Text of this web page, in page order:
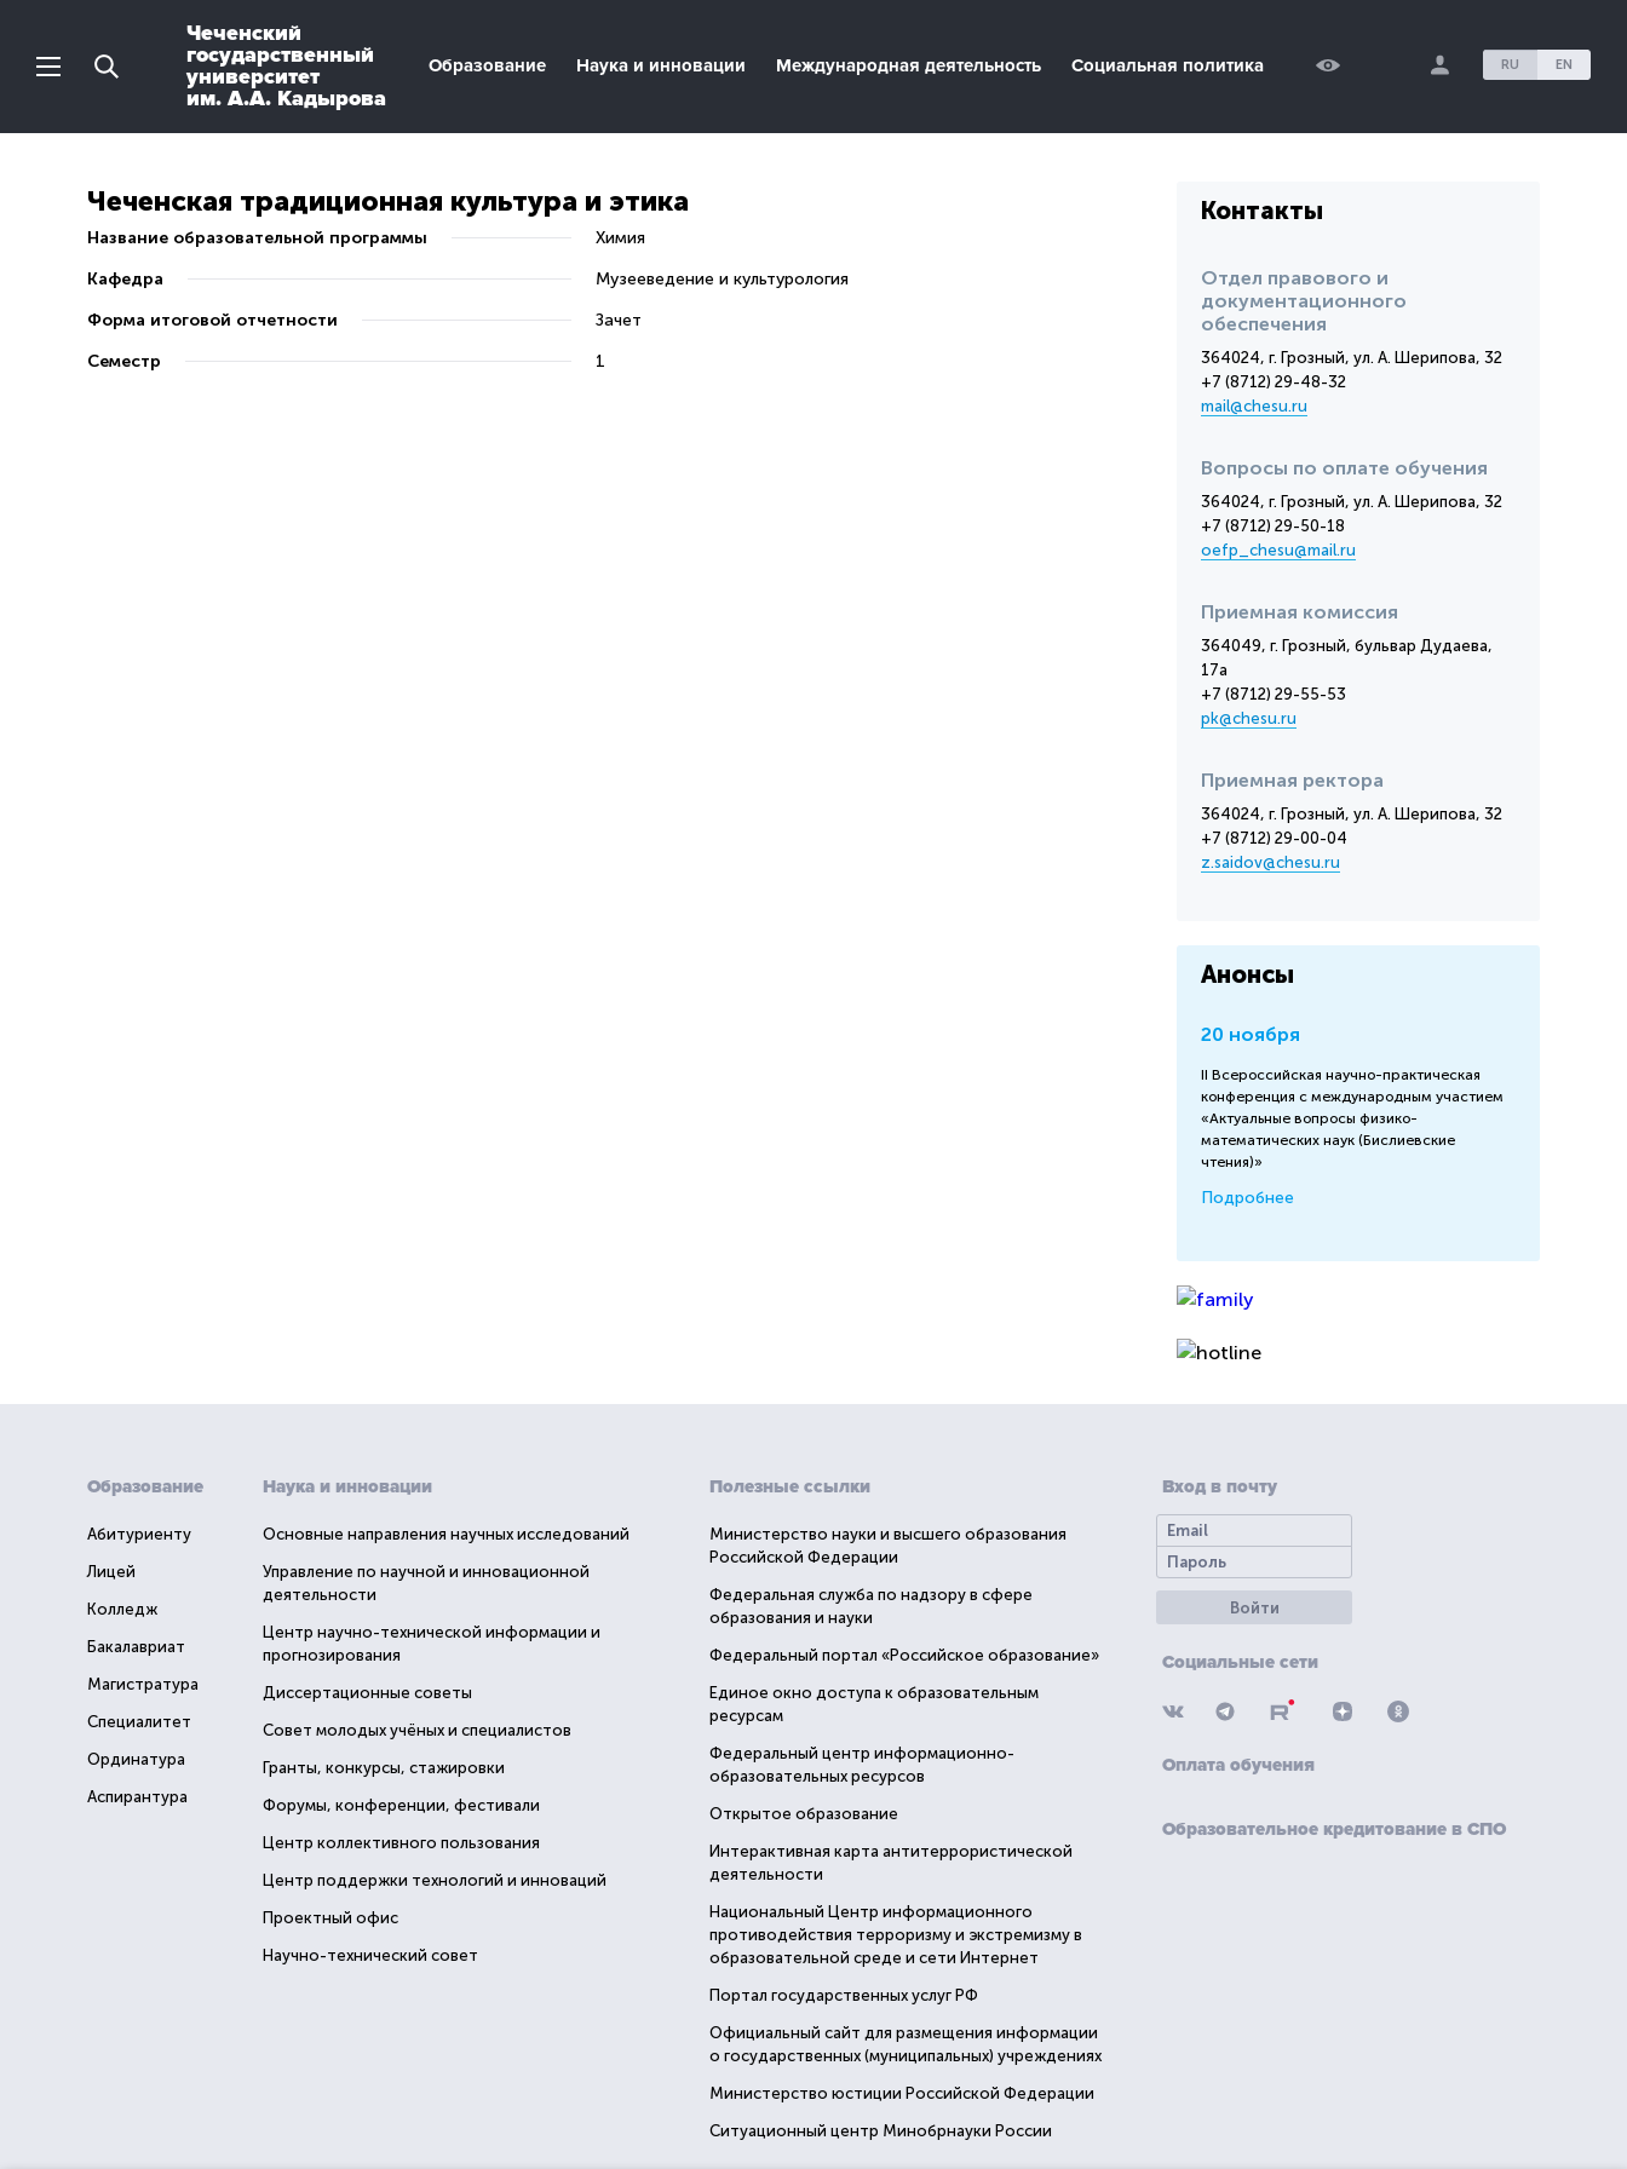
Чеченский
государственный
университет
им. А.А. Кадырова
Образование Наука и инновации Международная деятельность Социальная политика RU EN
Чеченская традиционная культура и этика
Название образовательной программы
Химия
Кафедра
Музееведение и культурология
Форма итоговой отчетности
Зачет
Семестр
1
Контакты
Отдел правового и
документационного
обеспечения
364024, г. Грозный, ул. А. Шерипова, 32
+7 (8712) 29-48-32
mail@chesu.ru
Вопросы по оплате обучения
364024, г. Грозный, ул. А. Шерипова, 32
+7 (8712) 29-50-18
oefp_chesu@mail.ru
Приемная комиссия
364049, г. Грозный, бульвар Дудаева,
17а
+7 (8712) 29-55-53
pk@chesu.ru
Приемная ректора
364024, г. Грозный, ул. А. Шерипова, 32
+7 (8712) 29-00-04
z.saidov@chesu.ru
Анонсы
20 ноября
II Всероссийская научно-практическая
конференция с международным участием
«Актуальные вопросы физико-
математических наук (Бислиевские
чтения)»
Подробнее
Образование
Абитуриенту
Лицей
Колледж
Бакалавриат
Магистратура
Специалитет
Ординатура
Аспирантура
Наука и инновации
Основные направления научных исследований
Управление по научной и инновационной
деятельности
Центр научно-технической информации и
прогнозирования
Диссертационные советы
Совет молодых учёных и специалистов
Гранты, конкурсы, стажировки
Форумы, конференции, фестивали
Центр коллективного пользования
Центр поддержки технологий и инноваций
Проектный офис
Научно-технический совет
Полезные ссылки
Министерство науки и высшего образования
Российской Федерации
Федеральная служба по надзору в сфере
образования и науки
Федеральный портал «Российское образование»
Единое окно доступа к образовательным
ресурсам
Федеральный центр информационно-
образовательных ресурсов
Открытое образование
Интерактивная карта антитеррористической
деятельности
Национальный Центр информационного
противодействия терроризму и экстремизму в
образовательной среде и сети Интернет
Портал государственных услуг РФ
Официальный сайт для размещения информации
о государственных (муниципальных) учреждениях
Министерство юстиции Российской Федерации
Ситуационный центр Минобрнауки России
Вход в почту
Войти
Социальные сети
Оплата обучения
Образовательное кредитование в СПО